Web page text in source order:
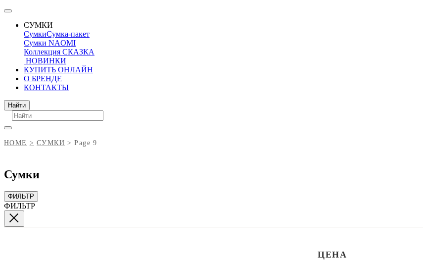
СУМКИ
СумкиСумка-пакет
Сумки NAOMI
Коллекция СКАЗКА
НОВИНКИ
КУПИТЬ ОНЛАЙН
О БРЕНДЕ
КОНТАКТЫ
Поиск
Найти
HOME СУМКИ Page 9
Сумки
ФИЛЬТР
ФИЛЬТР
ЦЕНА